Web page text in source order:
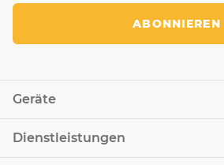
Geräte
Dienstleistungen
ABONNIEREN